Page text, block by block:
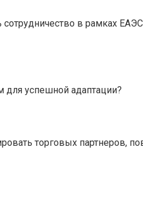
сотрудничество в рамках
успешной адаптации?
торговых партнеров,